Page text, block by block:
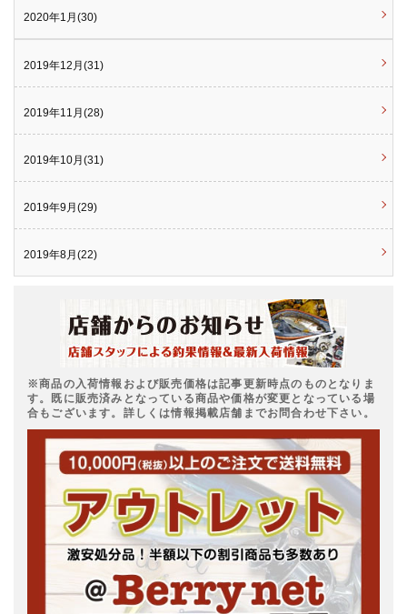
2020年1月(30)
2019年12月(31)
2019年11月(28)
2019年10月(31)
2019年9月(29)
2019年8月(22)
※商品の入荷情報および販売価格は記事更新時点のものとなりま
す。既に販売済みとなっている商品や価格が変更となっている場
合もございます。詳しくは情報掲載店舗までお問合わせ下さい。